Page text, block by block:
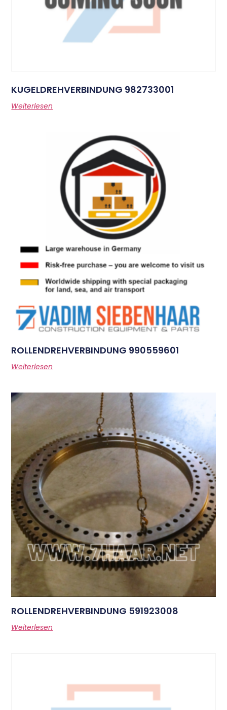
KUGELDREHVERBINDUNG 982733001
Weiterlesen
ROLLENDREHVERBINDUNG 990559601
Weiterlesen
ROLLENDREHVERBINDUNG 591923008
Weiterlesen